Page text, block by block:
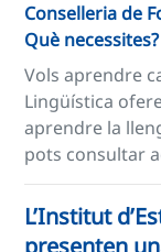
Conselleria de
Què necessites?
Vols aprendre
Lingüística
aprendre la
pots consultar
L’Institut
presenten